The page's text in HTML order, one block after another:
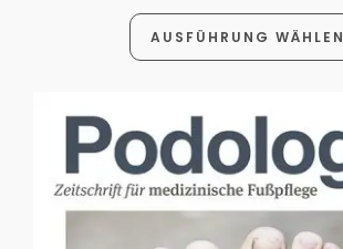
AUSFÜHRUNG WÄHLEN